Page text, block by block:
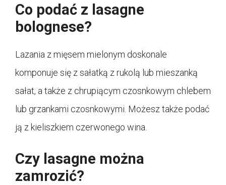
Co podać z lasagne
bolognese?
Lazania z mięsem mielonym doskonale
komponuje się z sałatką z rukolą lub mieszanką
sałat, a także z chrupiącym czosnkowym chlebem
lub grzankami czosnkowymi. Możesz także podać
ją z kieliszkiem czerwonego wina.
Czy lasagne można
zamrozić?